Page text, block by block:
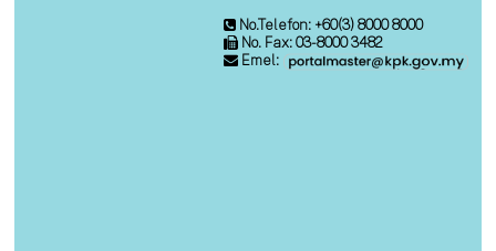
No.Telefon: +60(3) 8000 8000
No. Fax: 03-8000 3482
Emel: